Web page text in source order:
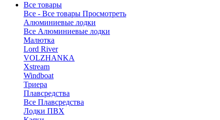
Все товары
Все - Все товары Просмотреть
Алюминиевые лодки
Все Алюминиевые лодки
Малютка
Lord River
VOLZHANKA
Xstream
Windboat
Триера
Плавсредства
Все Плавсредства
Лодки ПВХ